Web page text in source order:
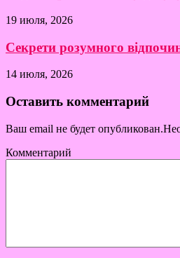
19 июля, 2026
Секрети розумного
14 июля, 2026
Оставить комментарий
Ваш email не будет
Комментарий